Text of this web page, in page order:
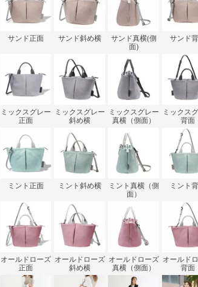
サンド正面 サンド斜め横
サンド真横(側
面)
サンド
ミックスグレー
正面
ミックスグレー
斜め横
ミックスグレー
真横（側面）
ミックス
背面
ミント正面 ミント斜め横
ミント真横（側
面）
ミント
オールドローズ
正面
オールドローズ
斜め横
オールドローズ
真横（側面）
オールド
背面